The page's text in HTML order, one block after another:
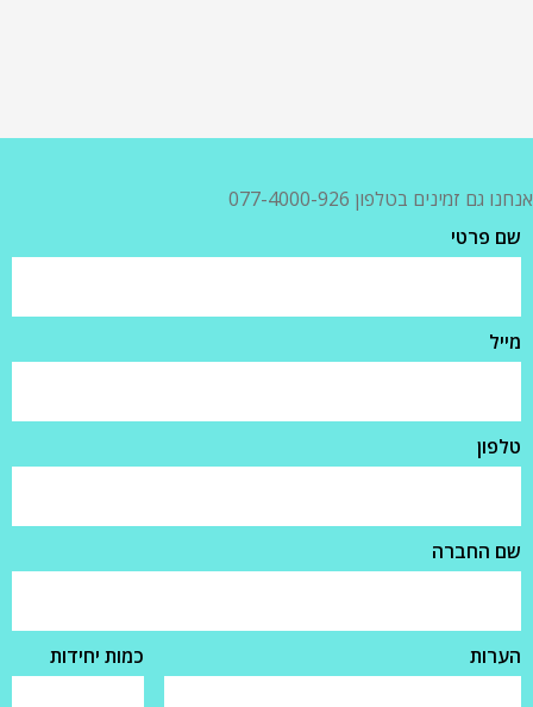
אנחנו גם זמינים בטלפון 077-4000-926
שם פרטי
מייל
טלפון
שם החברה
הערות כמות יחידות